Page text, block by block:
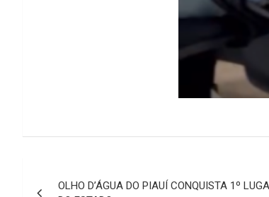
OLHO D’ÁGUA DO PIAUÍ CONQUISTA 1º